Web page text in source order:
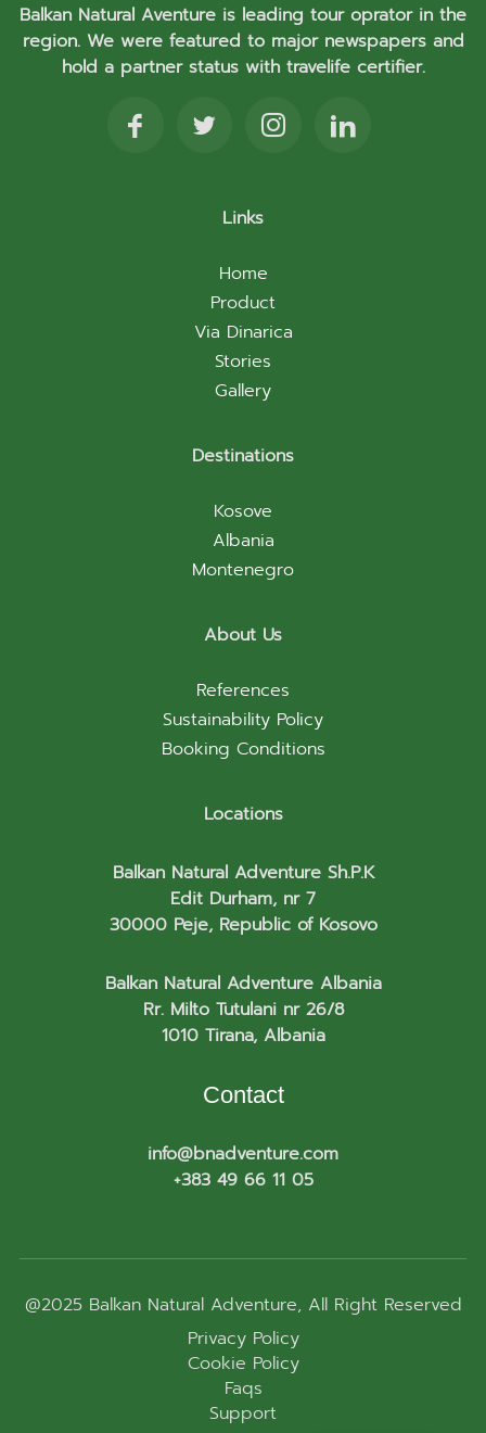
Balkan Natural Aventure is leading tour oprator in the
region. We were featured to major newspapers and
hold a partner status with travelife certifier.
Links
Home
Product
Via Dinarica
Stories
Gallery
Destinations
Kosove
Albania
Montenegro
About Us
References
Sustainability Policy
Booking Conditions
Locations
Balkan Natural Adventure Sh.P.K
Edit Durham, nr 7
30000 Peje, Republic of Kosovo
Balkan Natural Adventure Albania
Rr. Milto Tutulani nr 26/8
1010 Tirana, Albania
Contact
info@bnadventure.com
+383 49 66 11 05
@2025Balkan Natural Adventure, All Right Reserved
Privacy Policy
Cookie Policy
Faqs
Support